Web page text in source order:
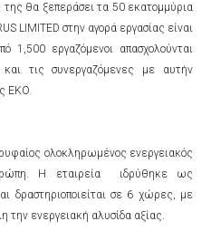
θα ξεπεράσει τα 50 εκατομμύρια
LIMITED στην αγορά εργασίας είναι
1,500 εργαζόμενοι απασχολούνται
τις συνεργαζόμενες με αυτήν
ΕΚΟ.
ολοκληρωμένος ενεργειακός
Η εταιρεία ιδρύθηκε ως
σε 6 χώρες, με
την ενεργειακή αλυσίδα αξίας.